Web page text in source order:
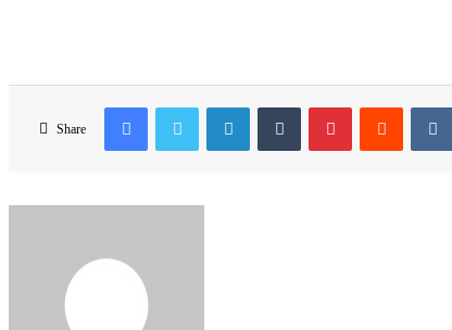
Share
FacebookTwitter LinkedInTumblr PinterestReddit